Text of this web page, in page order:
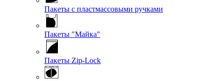
Пакеты с пластмассовыми ручками
Пакеты "Майка"
Пакеты Zip-Lock